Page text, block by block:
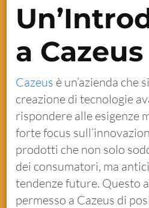
a Cazeus
Cazeus è un’azienda che
creazione di tecnologie
rispondere alle esigenze
forte focus
prodotti che non solo
dei consumatori, ma
tendenze future. Questo
permesso a Cazeus di